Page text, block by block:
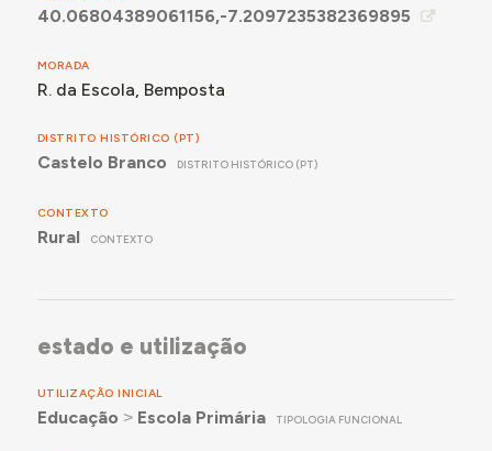
40.06804389061156,-7.2097235382369895
MORADA
R. da Escola, Bemposta
DISTRITO HISTÓRICO (PT)
Castelo Branco DISTRITO HISTÓRICO (PT)
CONTEXTO
Rural CONTEXTO
estado e utilização
UTILIZAÇÃO INICIAL
Educação ˃ Escola Primária TIPOLOGIA FUNCIONAL